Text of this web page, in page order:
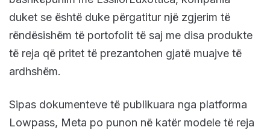
duket se është duke përgatitur një zgjerim të
rëndësishëm të portofolit të saj me disa produkte
të reja që pritet të prezantohen gjatë muajve të
ardhshëm.
Sipas dokumenteve të publikuara nga platforma
Lowpass, Meta po punon në katër modele të reja